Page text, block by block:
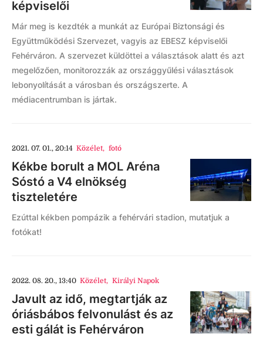
képviselői
Már meg is kezdték a munkát az Európai Biztonsági és
Együttműködési Szervezet, vagyis az EBESZ képviselői
Fehérváron. A szervezet küldöttei a választások alatt és azt
megelőzően, monitorozzák az országgyűlési választások
lebonyolítását a városban és országszerte. A
médiacentrumban is jártak.
2021. 07. 01., 20:14 Közélet, fotó
Kékbe borult a MOL Aréna
Sóstó a V4 elnökség
tiszteletére
Ezúttal kékben pompázik a fehérvári stadion, mutatjuk a
fotókat!
2022. 08. 20., 13:40 Közélet, Királyi Napok
Javult az idő, megtartják az
óriásbábos felvonulást és az
esti gálát is Fehérváron